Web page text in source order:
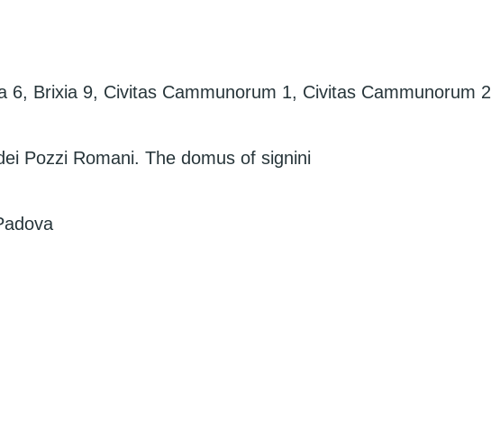
6, Brixia 9, Civitas Cammunorum 1, Civitas Cammunorum 2
Pozzi Romani. The domus of signini